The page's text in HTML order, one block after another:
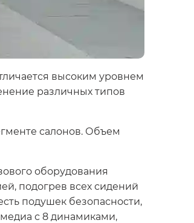
высоким уровнем
различных типов
салонов. Объем
оборудования
подогрев всех сидений
подушек безопасности,
с 8 динамиками,